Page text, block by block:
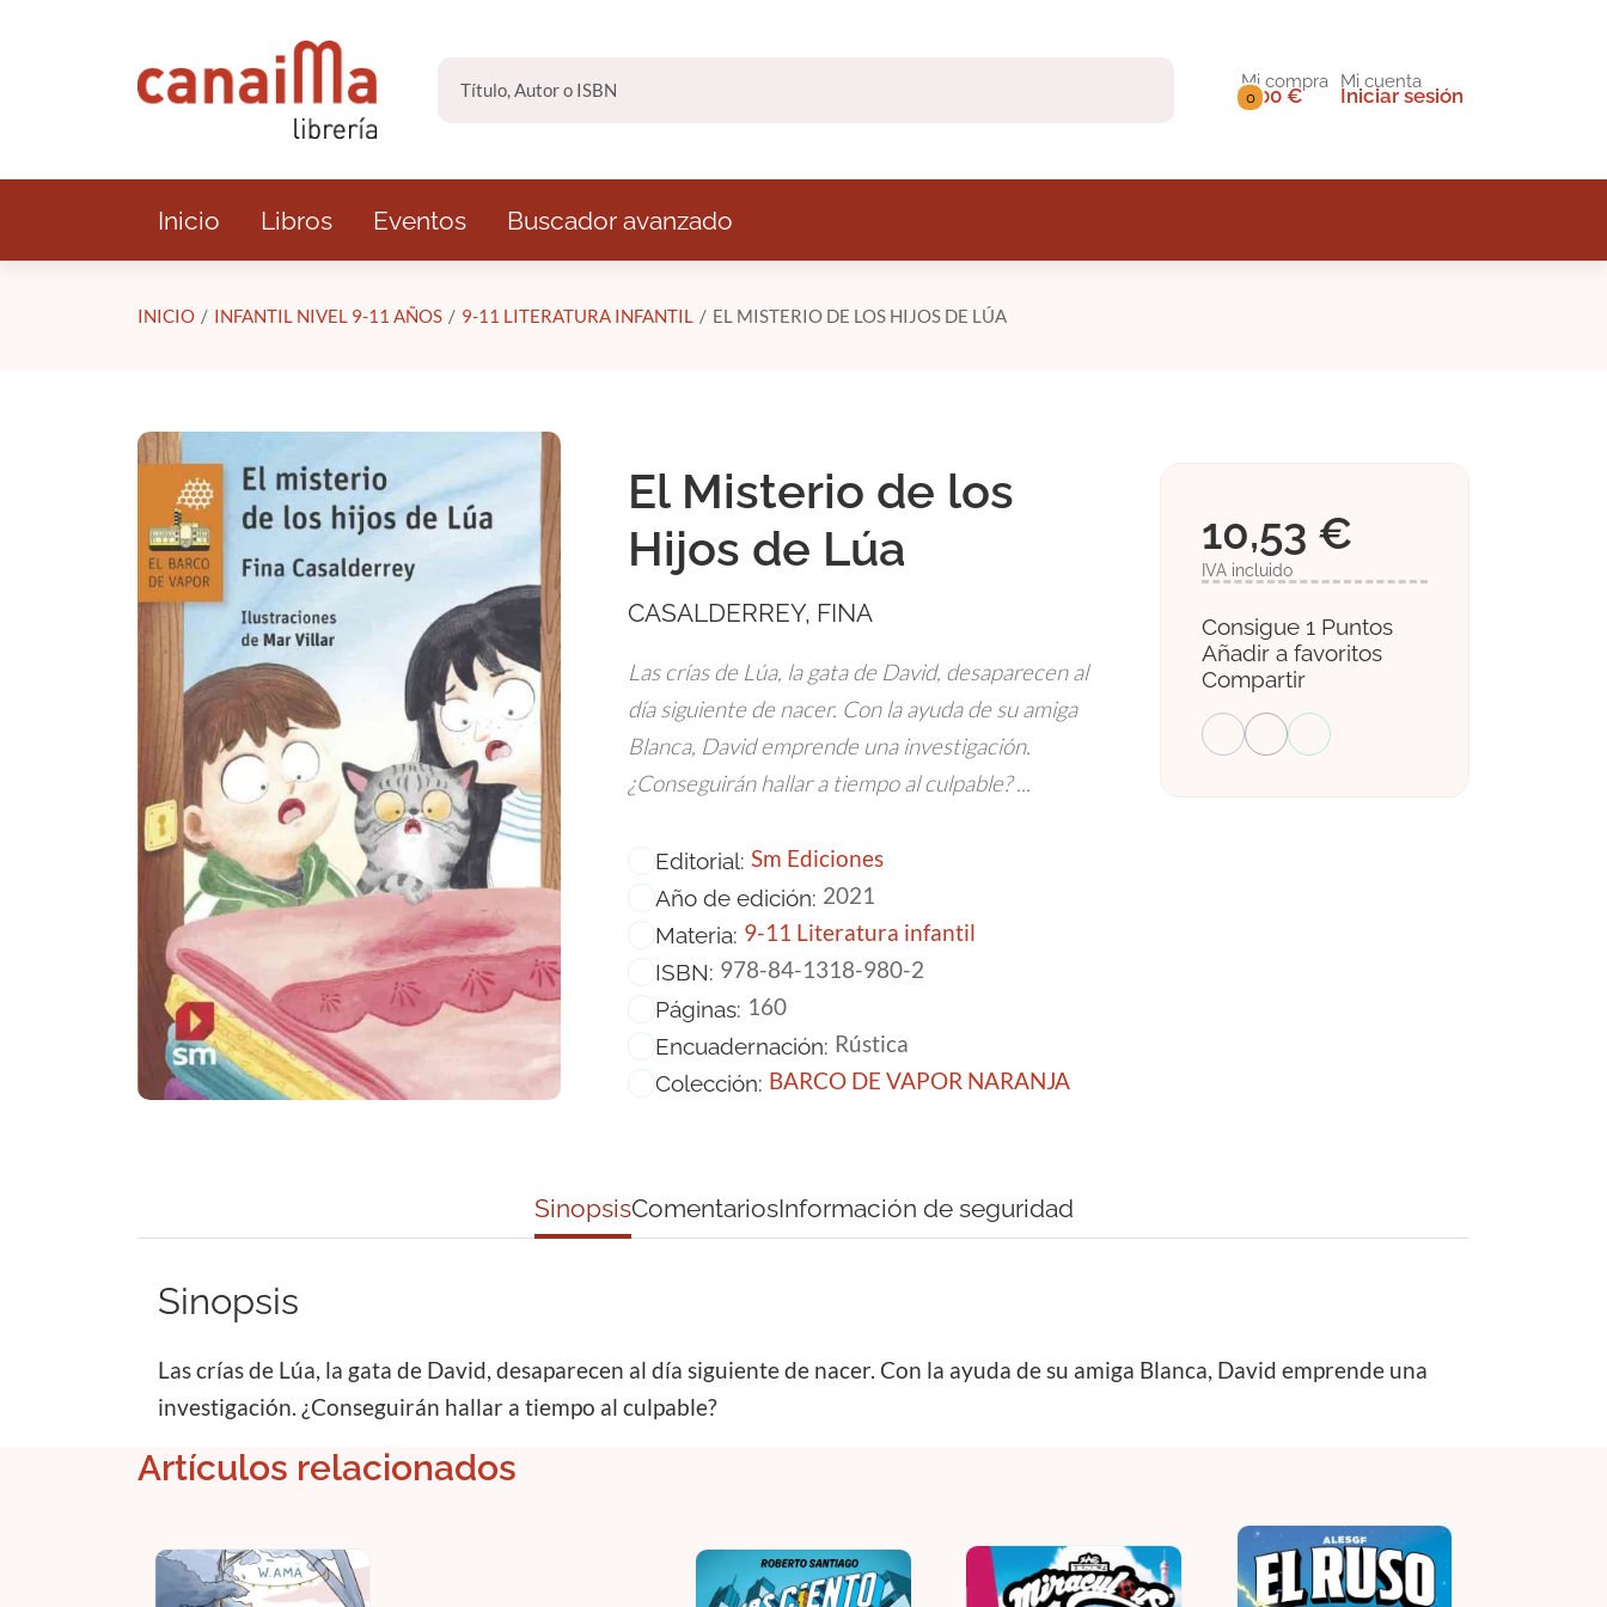
0
Mi compra
0,00 €
Mi cuenta
Iniciar sesión
Inicio Libros Eventos Buscador avanzado
INICIO INFANTIL NIVEL 9-11 AÑOS 9-11 LITERATURA INFANTIL EL MISTERIO DE LOS HIJOS DE LÚA
El Misterio de los
Hijos de Lúa
CASALDERREY, FINA
Las crías de Lúa, la gata de David, desaparecen al
día siguiente de nacer. Con la ayuda de su amiga
Blanca, David emprende una investigación.
¿Conseguirán hallar a tiempo al culpable? ...
Editorial: Sm Ediciones
Año de edición: 2021
Materia: 9-11 Literatura infantil
ISBN: 978-84-1318-980-2
Páginas: 160
Encuadernación: Rústica
Colección: BARCO DE VAPOR NARANJA
10,53 €
IVA incluido
Consigue 1 Puntos
Añadir a favoritos
Compartir
SinopsisComentariosInformación de seguridad
Sinopsis
Las crías de Lúa, la gata de David, desaparecen al día siguiente de nacer. Con la ayuda de su amiga Blanca, David emprende una
investigación. ¿Conseguirán hallar a tiempo al culpable?
Artículos relacionados